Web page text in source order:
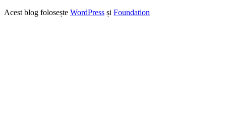
Acest blog folosește WordPress și Foundation